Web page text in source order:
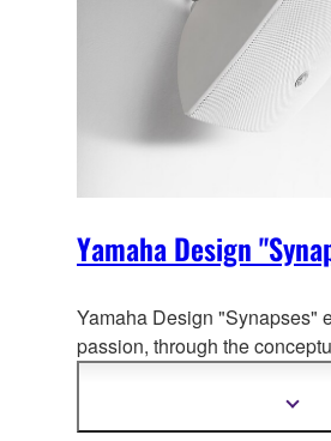
Yamaha Design
Yamaha Design "Synapses"
passion, through the co
Meer